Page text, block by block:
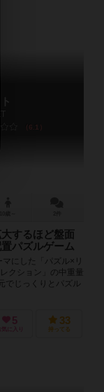
6.1
するほど盤面
パズルゲーム
にした「パズル×リ
クション」の中重量
でじっくりとパズル
5
気に入り
33
持ってる